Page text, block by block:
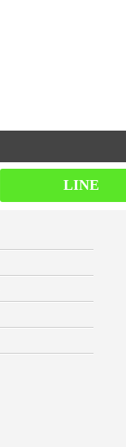
LINE